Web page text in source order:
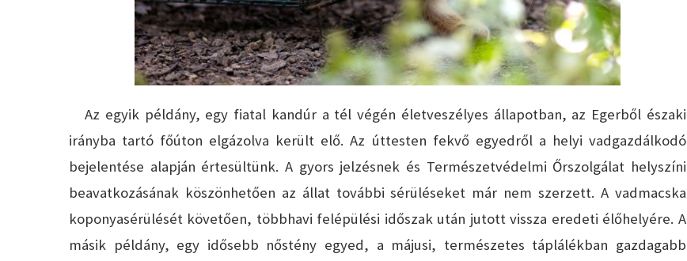
Az egyik példány, egy fiatal kandúr a tél végén életveszélyes állapotban, az Egerből északi
irányba tartó főúton elgázolva került elő. Az úttesten fekvő egyedről a helyi vadgazdálkodó
bejelentése alapján értesültünk. A gyors jelzésnek és Természetvédelmi Őrszolgálat helyszíni
beavatkozásának köszönhetően az állat további sérüléseket már nem szerzett. A vadmacska
koponyasérülését követően, többhavi felépülési időszak után jutott vissza eredeti élőhelyére. A
másik példány, egy idősebb nőstény egyed, a májusi, természetes táplálékban gazdagabb